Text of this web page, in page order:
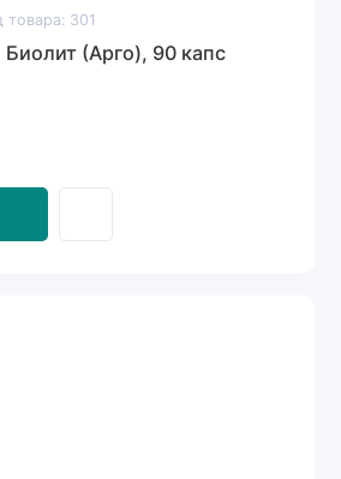
товара: 301
(Арго), 90 капс